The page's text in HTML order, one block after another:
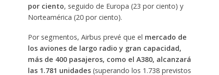
por ciento, seguido de Europa (23 por ciento) y
Norteamérica (20 por ciento).
Por segmentos, Airbus prevé que el mercado de
los aviones de largo radio y gran capacidad,
más de 400 pasajeros, como el A380, alcanzará
las 1.781 unidades (superando los 1.738 previstos